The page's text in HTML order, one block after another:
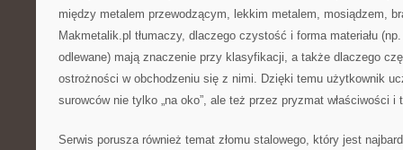
między metalem przewodzącym, lekkim metalem, mosiądzem,
Makmetalik.pl tłumaczy, dlaczego czystość i forma materiału
odlewane) mają znaczenie przy klasyfikacji, a także dlaczego
ostrożności w obchodzeniu się z nimi. Dzięki temu użytkownik
surowców nie tylko „na oko”, ale też przez pryzmat właściwości
Serwis porusza również temat złomu stalowego, który jest